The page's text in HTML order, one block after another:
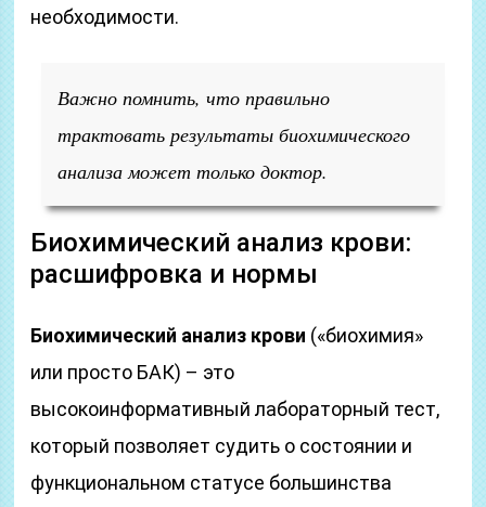
необходимости.
Важно помнить, что правильно
трактовать результаты биохимического
анализа может только доктор.
Биохимический анализ крови:
расшифровка и нормы
Биохимический анализ крови («биохимия»
или просто БАК) – это
высокоинформативный лабораторный тест,
который позволяет судить о состоянии и
функциональном статусе большинства